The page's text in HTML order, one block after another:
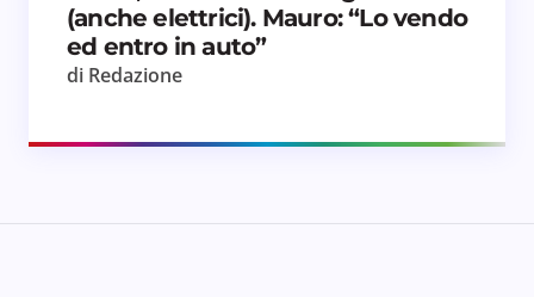
(anche elettrici). Mauro: “Lo vendo
ed entro in auto”
di Redazione